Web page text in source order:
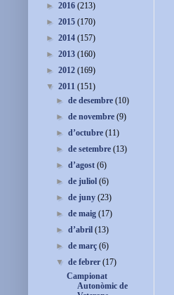
► 2016 (213)
► 2015 (170)
► 2014 (157)
► 2013 (160)
► 2012 (169)
▼ 2011 (151)
►de desembre(10)
►de novembre(9)
►d’octubre(11)
►de setembre(13)
►d’agost(6)
►de juliol(6)
►de juny(23)
►de maig(17)
►d’abril(13)
►de març(6)
▼de febrer(17)
Campionat
Autonòmic de